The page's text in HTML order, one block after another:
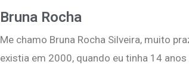
Bruna Rocha
Me chamo Bruna Rocha Silveira, muito
existia em 2000, quando eu tinha 14